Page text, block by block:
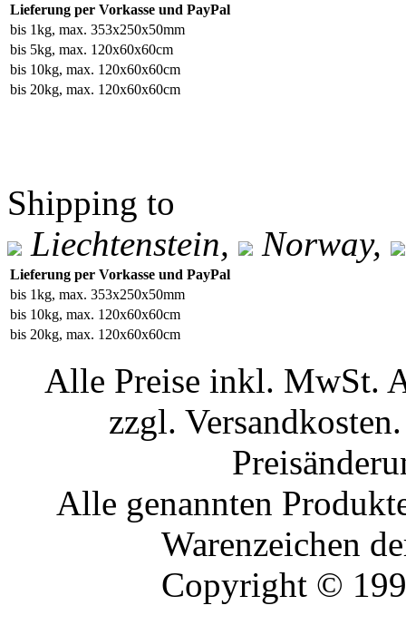
Lieferung per Vorkasse und PayPal
bis 1kg, max. 353x250x50mm
bis 5kg, max. 120x60x60cm
bis 10kg, max. 120x60x60cm
bis 20kg, max. 120x60x60cm
Shipping to
Liechtenstein,
Norway,
Lieferung per Vorkasse und PayPal
bis 1kg, max. 353x250x50mm
bis 10kg, max. 120x60x60cm
bis 20kg, max. 120x60x60cm
Alle Preise inkl. MwSt.
zzgl.
Alle genannten
Warenzeichen
Copyright ©